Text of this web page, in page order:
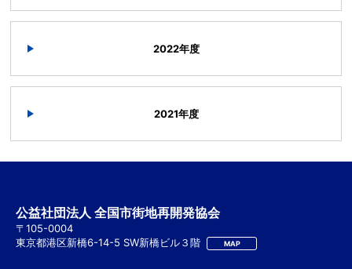
2022年度
2021年度
公益社団法人 全国市街地再開発協会
〒105-0004
東京都港区新橋6-14-5 SW新橋ビル３階
MAP